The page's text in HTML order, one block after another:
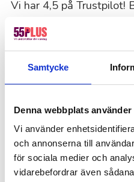
Samtycke
Denna webbplats
Vi använder
och annonserna till
för sociala medier och
vidarebefordrar även
Vi har 4,5 på Trustpilot!
Offertförfrågan
Kanske du behöver
Kontorsstädning
Ekonomi,
Offentlig sektor –
fastighetsskötsel